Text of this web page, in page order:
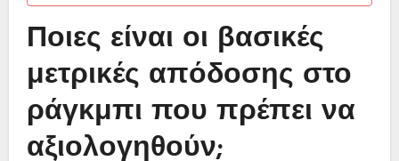
Ποιες είναι οι βασικές
μετρικές απόδοσης στο
ράγκμπι που πρέπει να
αξιολογηθούν;